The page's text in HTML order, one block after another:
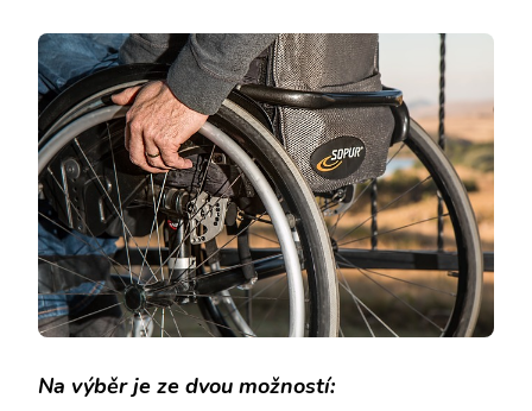
Na výběr je ze dvou možností: